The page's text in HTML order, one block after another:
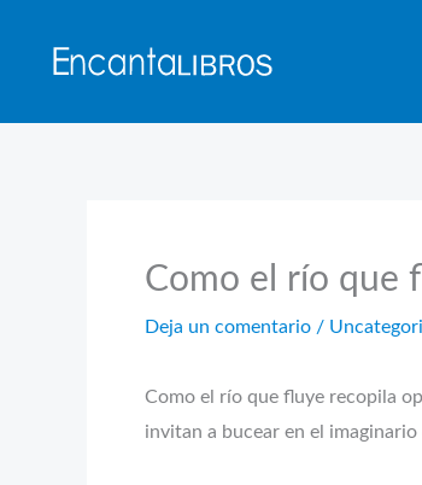
Como el río que
Deja un comentario /
Como el río que fluye recopila
invitan a bucear en el